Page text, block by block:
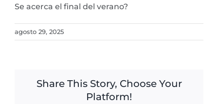
Se acerca el final del verano?
agosto 29, 2025
Share This Story, Choose Your
Platform!